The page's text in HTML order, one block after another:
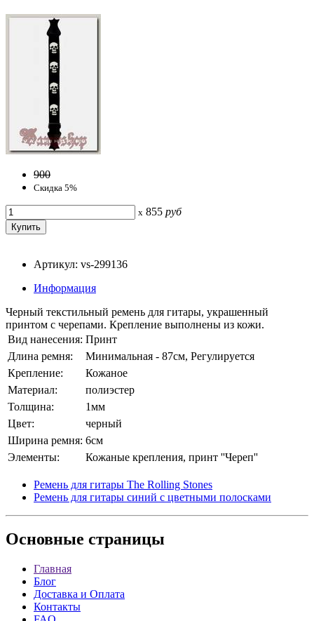
900
Скидка 5%
x 855 руб
Артикул: vs-299136
Информация
Черный текстильный ремень для гитары, украшенный
принтом с черепами. Крепление выполнены из кожи.
Вид нанесения: Принт
Длина ремня:
Минимальная - 87см, Регулируется
Крепление:
Кожаное
Материал:
полиэстер
Толщина:
1мм
Цвет:
черный
Ширина ремня: 6см
Элементы:
Кожаные крепления, принт ''Череп''
Ремень для гитары The Rolling Stones
Ремень для гитары синий с цветными полосками
Основные страницы
Главная
Блог
Доставка и Оплата
Контакты